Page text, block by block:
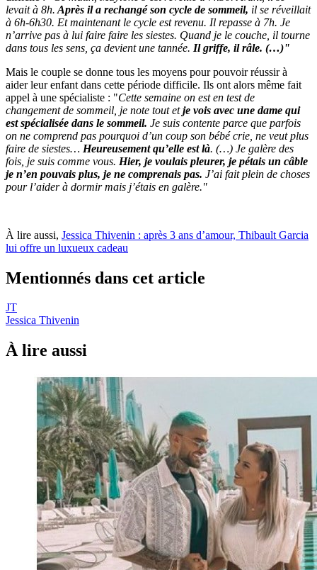
levait à 8h. Après il a rechangé son cycle de sommeil, il se réveillait
à 6h-6h30. Et maintenant le cycle est revenu. Il repasse à 7h. Je
n’arrive pas à lui faire faire les siestes. Quand je le couche, il tourne
dans tous les sens, ça devient une tannée. Il griffe, il râle. (…)"
Mais le couple se donne tous les moyens pour pouvoir réussir à
aider leur enfant dans cette période difficile. Ils ont alors même fait
appel à une spécialiste : "Cette semaine on est en test de
changement de sommeil, je note tout etje vois avec une dame qui
est spécialisée dans le sommeil. Je suis contente parce que parfois
on ne comprend pas pourquoi d’un coup son bébé crie, ne veut plus
faire de siestes… Heureusement qu’elle est là. (…) Je galère des
fois, je suis comme vous. Hier, je voulais pleurer, je pétais un câble
je n’en pouvais plus, je ne comprenais pas. J’ai fait plein de choses
pour l’aider à dormir mais j’étais en galère."
À lire aussi, Jessica Thivenin : après 3 ans d’amour, Thibault Garcia
lui offre un luxueux cadeau
Mentionnés dans cet article
JT
Jessica Thivenin
À lire aussi